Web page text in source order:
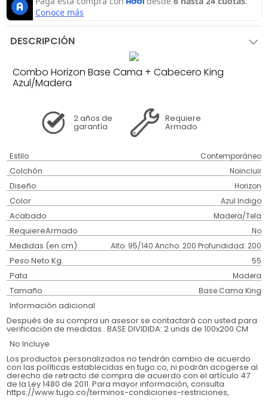
DESCRIPCIÓN
Combo Horizon Base Cama + Cabecero King
Azul/Madera
2 años de
garantía
Requiere
Armado
Estilo Contemporáneo
Colchón Noincluir
Diseño Horizon
Color Azul Indigo
Acabado Madera/Tela
RequiereArmado No
Medidas (en cm) Alto: 95/140 Ancho: 200 Profundidad: 200
Peso Neto Kg. 55
Pata Madera
Tamaño Base Cama King
Información adicional
Después de su compra un asesor se contactará con usted para
verificación de medidas.. BASE DIVIDIDA: 2 unds de 100x200 CM
No Incluye
Los productos personalizados no tendrán cambio de acuerdo
con las políticas establecidas en tugo.co, ni podrán acogerse al
derecho de retracto de compra de acuerdo con el artículo 47
de la Ley 1480 de 2011. Para mayor información, consulta
https://www.tugo.co/terminos-condiciones-restriciones,